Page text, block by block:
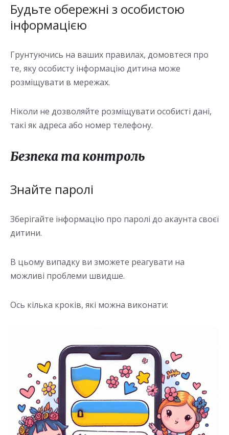
Будьте обережні з особистою
інформацією
Грунтуючись на ваших правилах, домовтеся про
те, яку особисту інформацію дитина може
розміщувати в мережах.
Ніколи не дозволяйте розміщувати особисті дані,
такі як адреса або номер телефону.
Безпека та контроль
Знайте паролі
Зберігайте інформацію про паролі до акаунта своєї
дитини.
В цьому випадку ви зможете реагувати на
можливі проблеми швидше.
Ось кілька кроків, які можна виконати: